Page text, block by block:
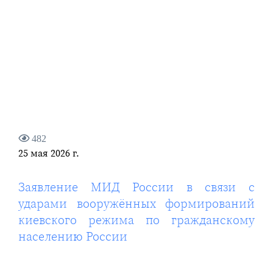
482
25 мая 2026 г.
Заявление МИД России в связи с
ударами вооружённых формирований
киевского режима по гражданскому
населению России